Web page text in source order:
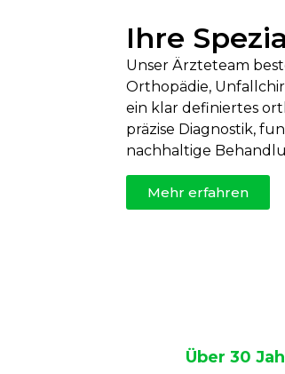
Ihre
Unser Ärzteteam
Orthopädie,
ein klar definiertes
präzise Diagnostik,
nachhaltige
Mehr erfahren
Über 30